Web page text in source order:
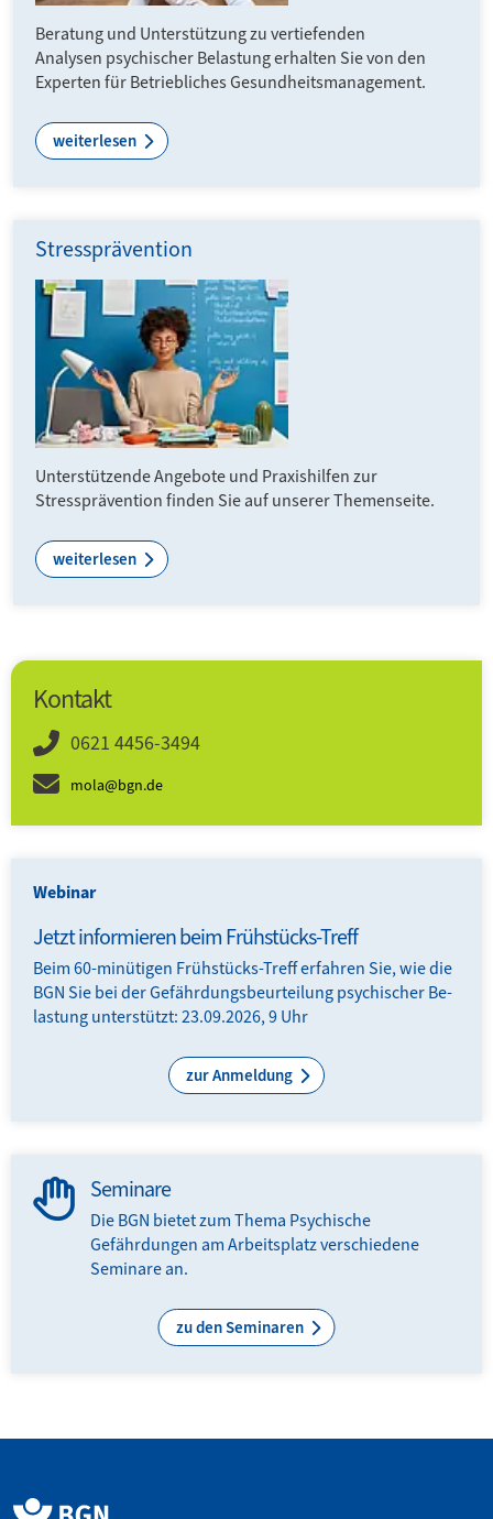
Beratung und Unter­stützung zu vertiefenden
Analysen psychischer Belastung erhalten Sie von den
Experten für Betriebliches Gesund­heits­manage­ment.
weiterlesen
Stressprävention
Unterstützende Angebote und Praxishilfen zur
Stressprävention finden Sie auf unserer Themenseite.
weiterlesen
Kontakt
0621 4456-3494
mola@bgn.de
Webinar
Jetzt informieren beim Frühstücks-Treff
Beim 60-minütigen Frühstücks-Treff erfahren Sie, wie die
BGN Sie bei der Gefähr­dungs­be­ur­tei­lung psychi­scher Be­
lastung unter­stützt: 23.09.2026, 9 Uhr
zur Anmeldung
Seminare
Die BGN bietet zum Thema Psychi­sche
Gefährdungen am Arbeitsplatz verschiedene
Seminare an.
zu den Seminaren